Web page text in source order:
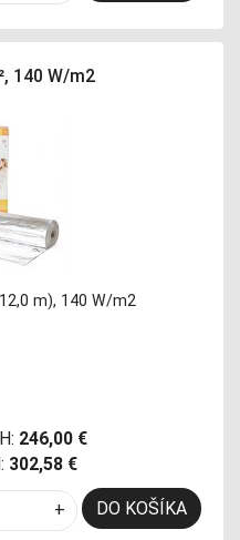
140 W/m2
m), 140 W/m2
246,00 €
302,58 €
+ DO KOŠÍKA